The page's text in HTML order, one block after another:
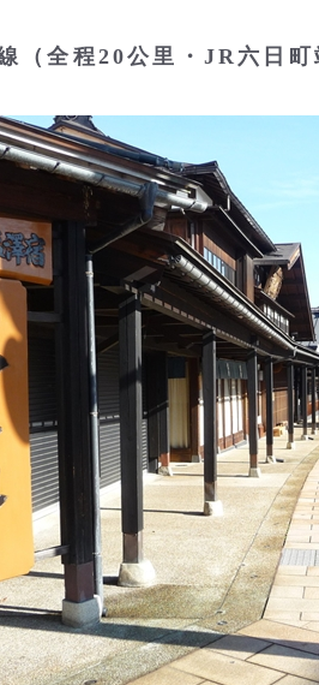
（全程20公里・JR六日町